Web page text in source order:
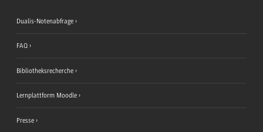
Dualis-Notenabfrage
FAQ
Bibliotheksrecherche
Lernplattform Moodle
Presse